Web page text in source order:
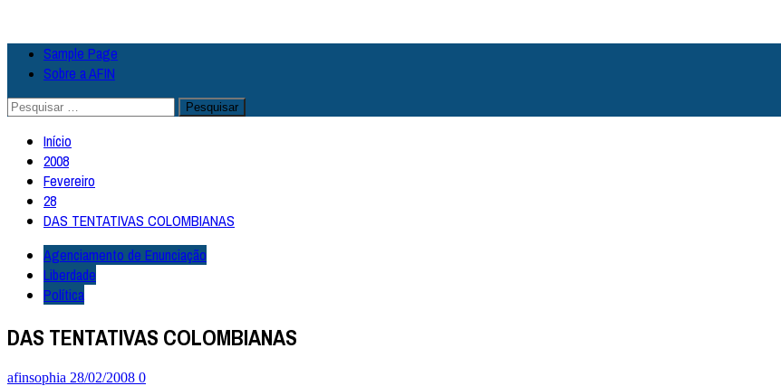
Avançar
conteúdo
PrimarySample Page
Sobre a AFIN
Pesquisar
por:
Início
2008
Fevereiro
28
DAS TENTATIVAS COLOMBIANAS
Agenciamento de Enunciação
Liberdade
Política
DAS TENTATIVAS COLOMBIANAS
afinsophia 28/02/2008 0